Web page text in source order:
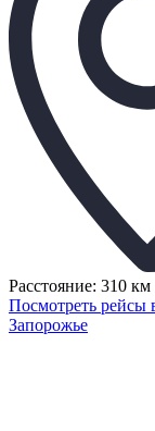
Расстояние: 310 км
Посмотреть рейсы
Запорожье